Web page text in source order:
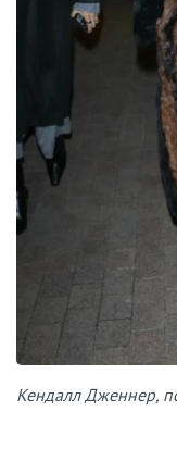
Кендалл Дженнер,